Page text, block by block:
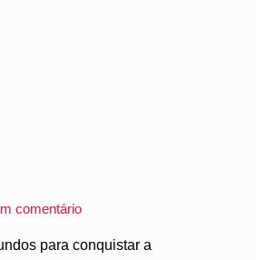
comentário
para conquistar a